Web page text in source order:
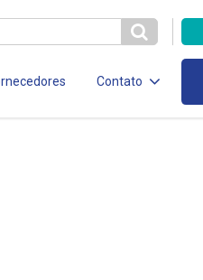
Contato